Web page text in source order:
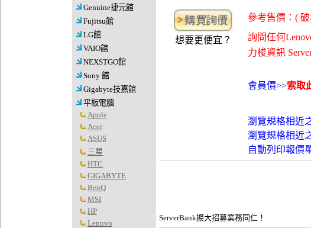
Genuine捷元館
Fujitsu館
LG館
VAIO館
NEXSTGO館
Sony 館
Gigabyte技嘉館
平板電腦
Apple
Acer
ASUS
三星
HTC
GIGABYTE
BenQ
MSI
HP
Lenovo
想要更便宜？
參考售價：(
詢問任何
力梭資訊
會員價>>索取
瀏覽規格相近
瀏覽規格相近
自動列印報價
ServerBank擴大招募業務同仁！